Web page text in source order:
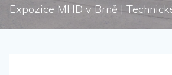
Expozice MHD v Brně |